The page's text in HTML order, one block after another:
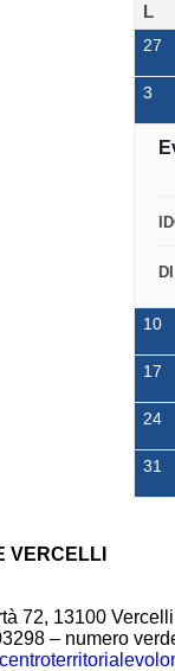
L
27
3
10
17
24
31
VERCELLI
72, 13100 Vercelli
– numero